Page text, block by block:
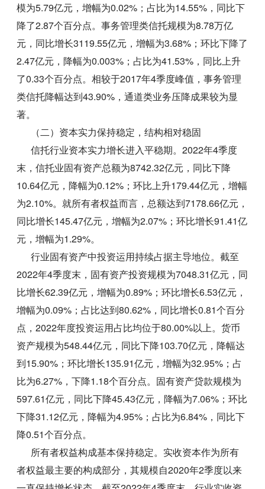
模为5.79亿元，增幅为0.02%；占比为14.55%，同比下
降了2.87个百分点。事务管理类信托规模为8.78万亿
元，同比增长3119.55亿元，增幅为3.68%；环比下降了
2.47亿元，降幅为0.003%；占比为41.53%，同比上升
了0.33个百分点。相较于2017年4季度峰值，事务管理
类信托降幅达到43.90%，通道类业务压降成果较为显
著。
（二）资本实力保持稳定，结构相对稳固
信托行业资本实力增长进入平稳期。2022年4季度
末，信托业固有资产总额为8742.32亿元，同比下降
10.64亿元，降幅为0.12%；环比上升179.44亿元，增幅
为2.10%。就所有者权益而言，总额达到7178.66亿元，
同比增长145.47亿元，增幅为2.07%；环比增长91.41亿
元，增幅为1.29%。
行业固有资产中投资运用持续占据主导地位。截至
2022年4季度末，固有资产投资规模为7048.31亿元，同
比增长62.39亿元，增幅为0.89%；环比增长6.53亿元，
增幅为0.09%；占比达到80.62%，同比增长0.81个百分
点，2022年度投资运用占比均位于80.00%以上。货币
资产规模为548.44亿元，同比下降103.70亿元，降幅达
到15.90%；环比增长135.91亿元，增幅为32.95%；占
比为6.27%，下降1.18个百分点。固有资产贷款规模为
597.61亿元，同比下降45.43亿元，降幅为7.06%；环比
下降31.12亿元，降幅为4.95%；占比为6.84%，同比下
降0.51个百分点。
所有者权益构成基本保持稳定。实收资本作为所有
者权益最主要的构成部分，其规模自2020年2季度以来